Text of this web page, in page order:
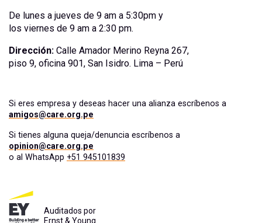
De lunes a jueves de 9 am a 5:30pm y
los viernes de 9 am a 2:30 pm.
Dirección: Calle Amador Merino Reyna 267,
piso 9, oficina 901, San Isidro. Lima – Perú
Si eres empresa y deseas hacer una alianza escríbenos a
amigos@care.org.pe
Si tienes alguna queja/denuncia escríbenos a
opinion@care.org.pe
o al WhatsApp +51 945101839
Auditados por
Ernst & Young